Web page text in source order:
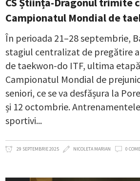
Campionatul Mondial de
În perioada 21–28 septembrie,
stagiul centralizat de pregătire
de taekwon-do ITF, ultima
Campionatul Mondial de
seniori, ce se va desfășura la
și 12 octombrie.
sportivi
29 SEPTEMBRIE 2025 NICOLETA MARIAN 0